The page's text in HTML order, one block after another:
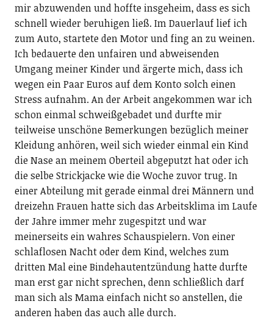
mir abzuwenden und hoffte insgeheim, dass es sich
schnell wieder beruhigen ließ. Im Dauerlauf lief ich
zum Auto, startete den Motor und fing an zu weinen.
Ich bedauerte den unfairen und abweisenden
Umgang meiner Kinder und ärgerte mich, dass ich
wegen ein Paar Euros auf dem Konto solch einen
Stress aufnahm. An der Arbeit angekommen war ich
schon einmal schweißgebadet und durfte mir
teilweise unschöne Bemerkungen bezüglich meiner
Kleidung anhören, weil sich wieder einmal ein Kind
die Nase an meinem Oberteil abgeputzt hat oder ich
die selbe Strickjacke wie die Woche zuvor trug. In
einer Abteilung mit gerade einmal drei Männern und
dreizehn Frauen hatte sich das Arbeitsklima im Laufe
der Jahre immer mehr zugespitzt und war
meinerseits ein wahres Schauspielern. Von einer
schlaflosen Nacht oder dem Kind, welches zum
dritten Mal eine Bindehautentzündung hatte durfte
man erst gar nicht sprechen, denn schließlich darf
man sich als Mama einfach nicht so anstellen, die
anderen haben das auch alle durch.